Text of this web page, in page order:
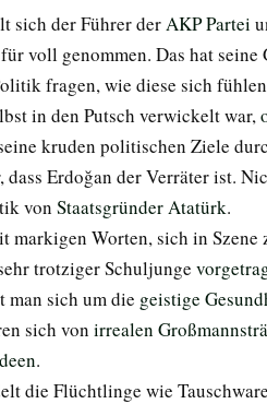
sich der Führer der AKP Partei
voll genommen. Das hat
fragen, wie diese sich
in den Putsch verwickelt war,
kruden politischen Ziele
Erdoğan der Verräter ist.
von Staatsgründer Atatürk.
markigen Worten, sich in
trotziger Schuljunge
man sich um die geistige
sich von irrealen
.
die Flüchtlinge wie